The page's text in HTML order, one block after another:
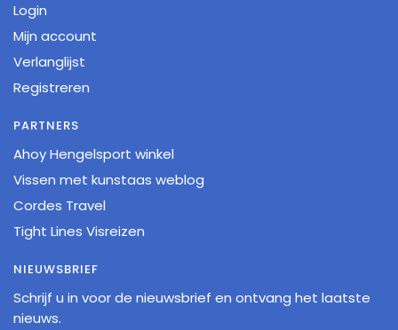
Login
Mijn account
Verlanglijst
Registreren
PARTNERS
Ahoy Hengelsport winkel
Vissen met kunstaas weblog
Cordes Travel
Tight Lines Visreizen
NIEUWSBRIEF
Schrijf u in voor de nieuwsbrief en ontvang het laatste
nieuws.